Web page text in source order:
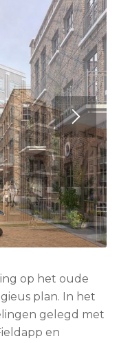
2 3 4
op het oude
plan. In het
gelegd met
en